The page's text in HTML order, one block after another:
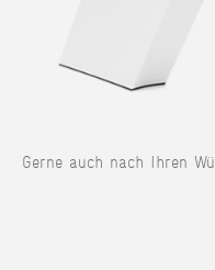
Gerne auch nach Ihren